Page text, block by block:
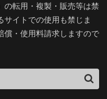
転用・複製・販売等は禁
サイトでの使用も禁じま
償・使用料請求しますので